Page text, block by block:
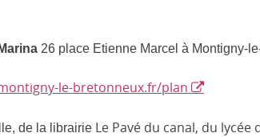
Marina 26 place Etienne Marcel à Montigny-
le-bretonneux.fr/plan
de la librairie Le Pavé du canal, du